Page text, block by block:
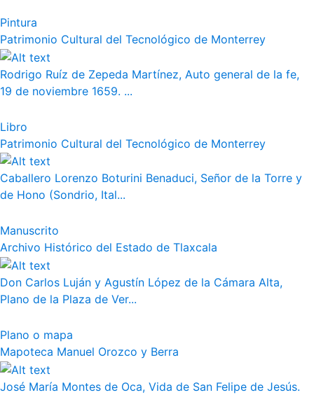
Pintura
Patrimonio Cultural del Tecnológico de Monterrey
Rodrigo Ruíz de Zepeda Martínez, Auto general de la fe,
19 de noviembre 1659. ...
Libro
Patrimonio Cultural del Tecnológico de Monterrey
Caballero Lorenzo Boturini Benaduci, Señor de la Torre y
de Hono (Sondrio, Ital...
Manuscrito
Archivo Histórico del Estado de Tlaxcala
Don Carlos Luján y Agustín López de la Cámara Alta,
Plano de la Plaza de Ver...
Plano o mapa
Mapoteca Manuel Orozco y Berra
José María Montes de Oca, Vida de San Felipe de Jesús.